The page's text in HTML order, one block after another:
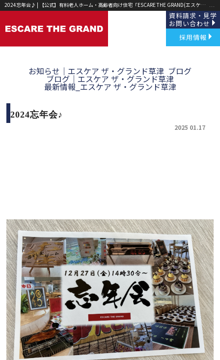
2024忘年会♪ | 【公式】有料老人ホーム・高齢者向け住宅「ESCARE THE GRAND(エスケア ザ グランド)」草津・野洲｜
資料請求・見学
お問い合わせ
採用情報
お知らせ｜エスケア ザ・グランド草津 ブログ
ブログ｜エスケア ザ・グランド草津
最新情報_エスケア ザ・グランド草津
2024忘年会♪
2025 01.17